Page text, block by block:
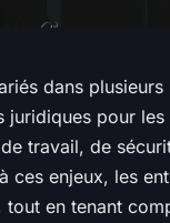
dans
juridiques pour
travail, de
ces enjeux, les
tout en tenant